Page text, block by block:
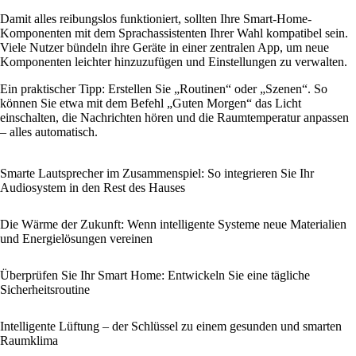
Damit alles reibungslos funktioniert, sollten Ihre Smart-Home-
Komponenten mit dem Sprachassistenten Ihrer Wahl kompatibel sein.
Viele Nutzer bündeln ihre Geräte in einer zentralen App, um neue
Komponenten leichter hinzuzufügen und Einstellungen zu verwalten.
Ein praktischer Tipp: Erstellen Sie „Routinen“ oder „Szenen“. So
können Sie etwa mit dem Befehl „Guten Morgen“ das Licht
einschalten, die Nachrichten hören und die Raumtemperatur anpassen
– alles automatisch.
Smarte Lautsprecher im Zusammenspiel: So integrieren Sie Ihr
Audiosystem in den Rest des Hauses
Die Wärme der Zukunft: Wenn intelligente Systeme neue Materialien
und Energielösungen vereinen
Überprüfen Sie Ihr Smart Home: Entwickeln Sie eine tägliche
Sicherheitsroutine
Intelligente Lüftung – der Schlüssel zu einem gesunden und smarten
Raumklima